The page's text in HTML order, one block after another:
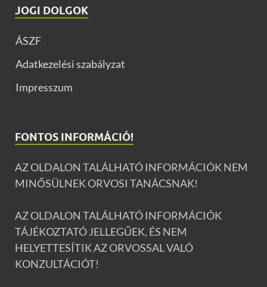
JOGI DOLGOK
ÁSZF
Adatkezelési szabályzat
Impresszum
FONTOS INFORMÁCIÓ!
AZ OLDALON TALÁLHATÓ INFORMÁCIÓK NEM
MINŐSÜLNEK ORVOSI TANÁCSNAK!
AZ OLDALON TALÁLHATÓ INFORMÁCIÓK
TÁJÉKOZTATÓ JELLEGŰEK, ÉS NEM
HELYETTESÍTIK AZ ORVOSSAL VALÓ
KONZULTÁCIÓT!